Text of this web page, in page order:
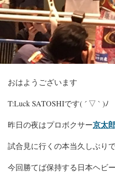
おはようございます
T:Luck SATOSHIです( ´ ▽ ` )ﾉ
昨日の夜はプロボクサー京太
試合見に行くの本当久しぶり
今回勝てば保持する日本ヘビ